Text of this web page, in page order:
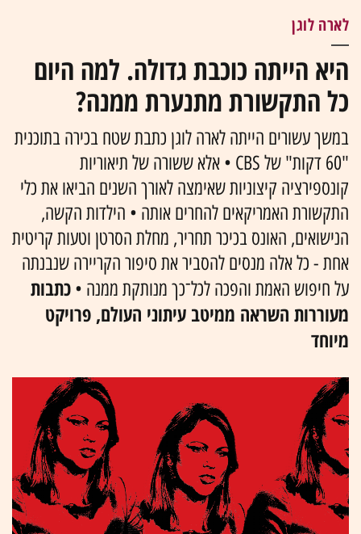
לארה לוגן
היא הייתה כוכבת גדולה. למה היום
כל התקשורת מתנערת ממנה?
במשך עשורים הייתה לארה לוגן כתבת שטח בכירה בתוכנית
"60 דקות" של CBS • אלא ששורה של תיאוריות
קונספירציה קיצוניות שאימצה לאורך השנים הביאו את כלי
התקשורת האמריקאים להחרים אותה • הילדות הקשה,
הנישואים, האונס בכיכר תחריר, מחלת הסרטן וטעות קריטית
אחת - כל אלה מנסים להסביר את סיפור הקריירה שנבנתה
על חיפוש האמת והפכה לכל־כך מנותקת ממנה • כתבות
מעוררות השראה ממיטב עיתוני העולם, פרויקט
מיוחד